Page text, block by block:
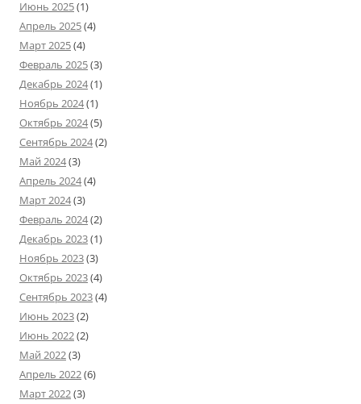
Июнь 2025(1)
Апрель 2025(4)
Март 2025(4)
Февраль 2025(3)
Декабрь 2024(1)
Ноябрь 2024(1)
Октябрь 2024(5)
Сентябрь 2024(2)
Май 2024(3)
Апрель 2024(4)
Март 2024(3)
Февраль 2024(2)
Декабрь 2023(1)
Ноябрь 2023(3)
Октябрь 2023(4)
Сентябрь 2023(4)
Июнь 2023(2)
Июнь 2022(2)
Май 2022(3)
Апрель 2022(6)
Март 2022(3)